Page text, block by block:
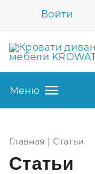
Войти
Меню
Главная Статьи
Статьи